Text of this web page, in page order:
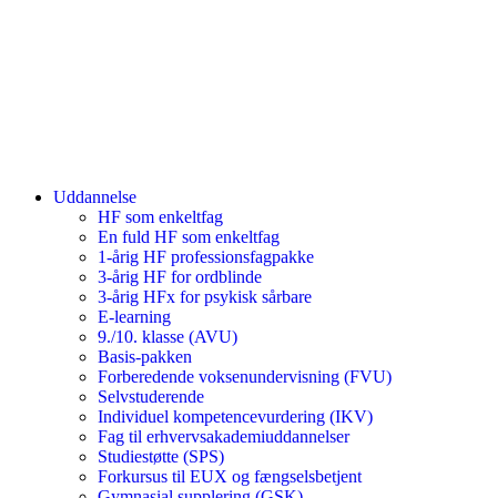
Uddannelse
HF som enkeltfag
En fuld HF som enkeltfag
1-årig HF professionsfagpakke
3-årig HF for ordblinde
3-årig HFx for psykisk sårbare
E-learning
9./10. klasse (AVU)
Basis-pakken
Forberedende voksenundervisning (FVU)
Selvstuderende
Individuel kompetencevurdering (IKV)
Fag til erhvervsakademiuddannelser
Studiestøtte (SPS)
Forkursus til EUX og fængselsbetjent